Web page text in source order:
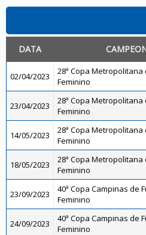
DATA
02/04/2023
28ª Copa Metropolitana
Feminino
23/04/2023
28ª Copa Metropolitana
Feminino
14/05/2023
28ª Copa Metropolitana
Feminino
18/05/2023
28ª Copa Metropolitana
Feminino
23/09/2023
40ª Copa Campinas de
Feminino
24/09/2023
40ª Copa Campinas de
Feminino